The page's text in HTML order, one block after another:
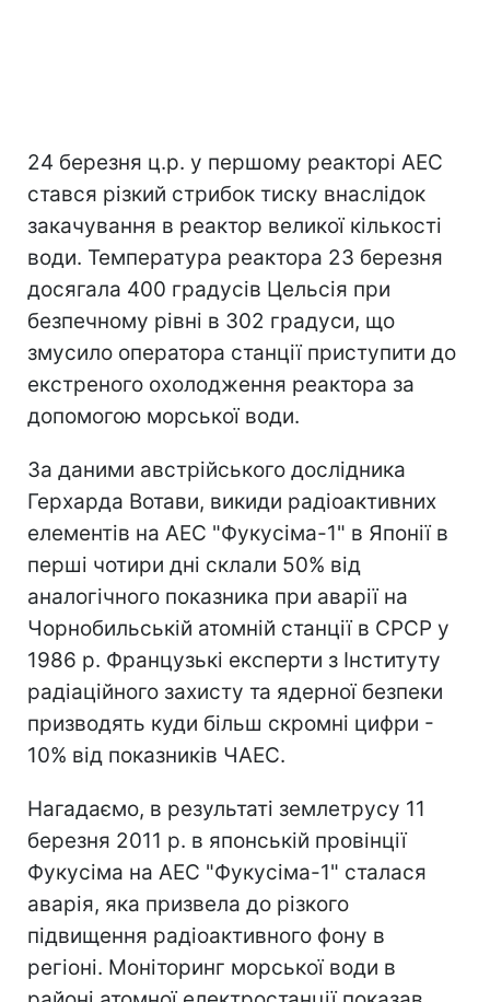
24 березня ц.р. у першому реакторі АЕС
стався різкий стрибок тиску внаслідок
закачування в реактор великої кількості
води. Температура реактора 23 березня
досягала 400 градусів Цельсія при
безпечному рівні в 302 градуси, що
змусило оператора станції приступити до
екстреного охолодження реактора за
допомогою морської води.
За даними австрійського дослідника
Герхарда Вотави, викиди радіоактивних
елементів на АЕС "Фукусіма-1" в Японії в
перші чотири дні склали 50% від
аналогічного показника при аварії на
Чорнобильській атомній станції в СРСР у
1986 р. Французькі експерти з Інституту
радіаційного захисту та ядерної безпеки
призводять куди більш скромні цифри -
10% від показників ЧАЕС.
Нагадаємо, в результаті землетрусу 11
березня 2011 р. в японській провінції
Фукусіма на АЕС "Фукусіма-1" сталася
аварія, яка призвела до різкого
підвищення радіоактивного фону в
регіоні. Моніторинг морської води в